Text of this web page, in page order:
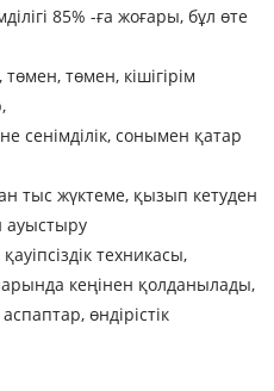
85% -ға жоғары, бұл өте
төмен, кішігірім
сенімділік, сонымен қатар
тыс жүктеме, қызып кетуден
ауыстыру
техникасы,
кеңінен қолданылады,
өндірістік